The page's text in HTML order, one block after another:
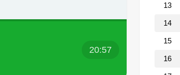
20:57
13
14
15
16